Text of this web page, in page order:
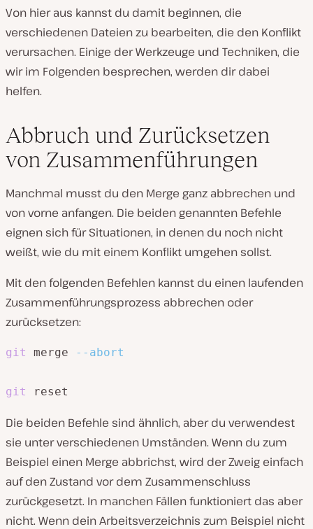
Von hier aus kannst du damit beginnen, die
verschiedenen Dateien zu bearbeiten, die den Konflikt
verursachen. Einige der Werkzeuge und Techniken, die
wir im Folgenden besprechen, werden dir dabei
helfen.
Abbruch und Zurücksetzen
von Zusammenführungen
Manchmal musst du den Merge ganz abbrechen und
von vorne anfangen. Die beiden genannten Befehle
eignen sich für Situationen, in denen du noch nicht
weißt, wie du mit einem Konflikt umgehen sollst.
Mit den folgenden Befehlen kannst du einen laufenden
Zusammenführungsprozess abbrechen oder
zurücksetzen:
git merge --abort
git
Die beiden Befehle sind ähnlich, aber du verwendest
sie unter verschiedenen Umständen. Wenn du zum
Beispiel einen Merge abbrichst, wird der Zweig einfach
auf den Zustand vor dem Zusammenschluss
zurückgesetzt. In manchen Fällen funktioniert das aber
nicht. Wenn dein Arbeitsverzeichnis zum Beispiel nicht